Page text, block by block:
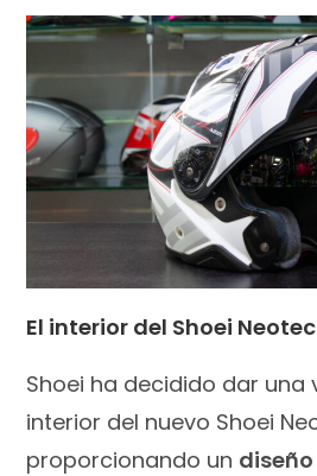
El interior del Shoei
Shoei ha decidido dar una
interior del nuevo Shoei
proporcionando un